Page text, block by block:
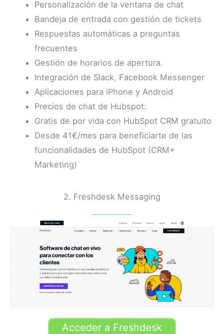
Personalización de la ventana de chat
Bandeja de entrada con gestión de tickets
Respuestas automáticas a preguntas
frecuentes
Gestión de horarios de apertura.
Integración de Slack, Facebook Messenger
Aplicaciones para iPhone y Android
Precios de chat de Hubspot:
Gratis de por vida con HubSpot CRM gratuito
Desde 41€/mes para beneficiarte de las
funcionalidades de HubSpot (CRM+
Marketing)
2. Freshdesk Messaging
Acceder a Freshdesk